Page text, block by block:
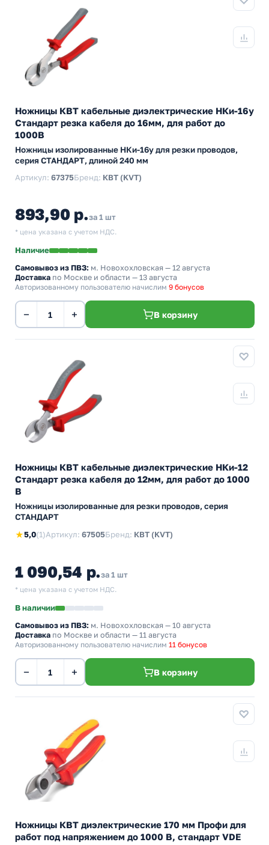
Ножницы КВТ кабельные диэлектрические НКи-16у
Стандарт резка кабеля до 16мм, для работ до
1000В
Ножницы изолированные НКи-16у для резки проводов,
серия СТАНДАРТ, длиной 240 мм
Артикул: 67375Бренд: КВТ (KVT)
893,90 р.за 1 шт
* цена указана с учетом НДС.
Наличие
Самовывоз из ПВЗ: м. Новохохловская — 12 августа
Доставка по Москве и области — 13 августа
Авторизованному пользователю начислим 9 бонусов
− + В корзину
Ножницы КВТ кабельные диэлектрические НКи-12
Стандарт резка кабеля до 12мм, для работ до 1000
В
Ножницы изолированные для резки проводов, серия
СТАНДАРТ
★5,0(1)Артикул: 67505Бренд: КВТ (KVT)
1 090,54 р.за 1 шт
* цена указана с учетом НДС.
В наличии
Самовывоз из ПВЗ: м. Новохохловская — 10 августа
Доставка по Москве и области — 11 августа
Авторизованному пользователю начислим 11 бонусов
− + В корзину
Ножницы КВТ диэлектрические 170 мм Профи для
работ под напряжением до 1000 В, стандарт VDE